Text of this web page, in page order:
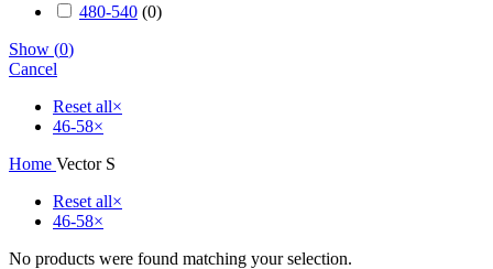
480-540 (0)
Show (0)
Cancel
Reset all×
46-58×
Home Vector S
Reset all×
46-58×
No products were found matching your selection.